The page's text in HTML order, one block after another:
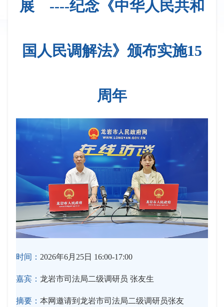
展 ----纪念《中华人民共和
国人民调解法》颁布实施15
周年
时间： 2026年6月25日 16:00-17:00
嘉宾： 龙岩市司法局二级调研员 张友生
摘要： 本网邀请到龙岩市司法局二级调研员张友